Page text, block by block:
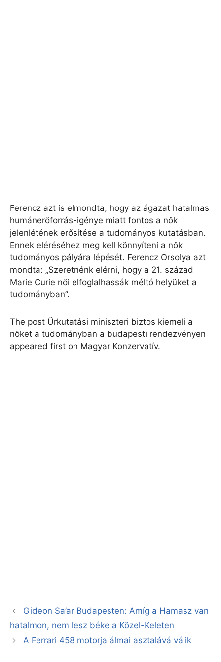
Ferencz azt is elmondta, hogy az ágazat hatalmas
humánerőforrás-igénye miatt fontos a nők
jelenlétének erősítése a tudományos kutatásban.
Ennek eléréséhez meg kell könnyíteni a nők
tudományos pályára lépését. Ferencz Orsolya azt
mondta: „Szeretnénk elérni, hogy a 21. század
Marie Curie női elfoglalhassák méltó helyüket a
tudományban”.
The post Űrkutatási miniszteri biztos kiemeli a
nőket a tudományban a budapesti rendezvényen
appeared first on Magyar Konzervatív.
Gideon Sa’ar Budapesten: Amíg a Hamasz van
hatalmon, nem lesz béke a Közel-Keleten
A Ferrari 458 motorja álmai asztalává válik